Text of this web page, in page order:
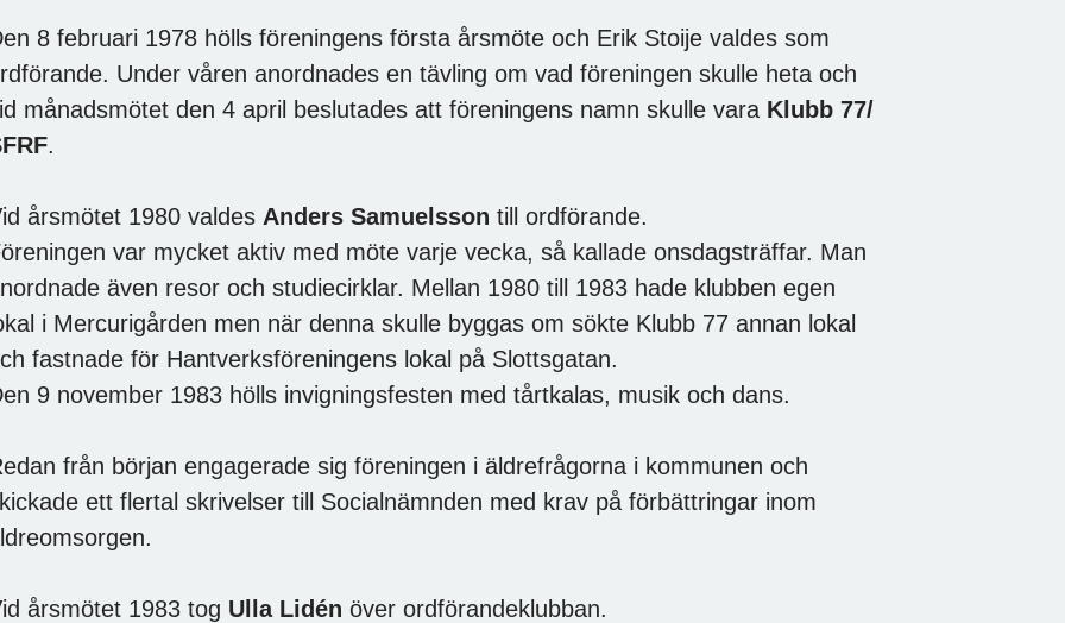
8 februari 1978 hölls föreningens första årsmöte och Erik Stoije valdes som
Under våren anordnades en tävling om vad föreningen skulle heta och
månadsmötet den 4 april beslutades att föreningens namn skulle vara Klubb 77/
.
årsmötet 1980 valdes Anders Samuelsson till ordförande.
var mycket aktiv med möte varje vecka, så kallade onsdagsträffar. Man
även resor och studiecirklar. Mellan 1980 till 1983 hade klubben egen
i Mercurigården men när denna skulle byggas om sökte Klubb 77 annan lokal
fastnade för Hantverksföreningens lokal på Slottsgatan.
9 november 1983 hölls invigningsfesten med tårtkalas, musik och dans.
från början engagerade sig föreningen i äldrefrågorna i kommunen och
ett flertal skrivelser till Socialnämnden med krav på förbättringar inom
årsmötet 1983 tog Ulla Lidén över ordförandeklubban.